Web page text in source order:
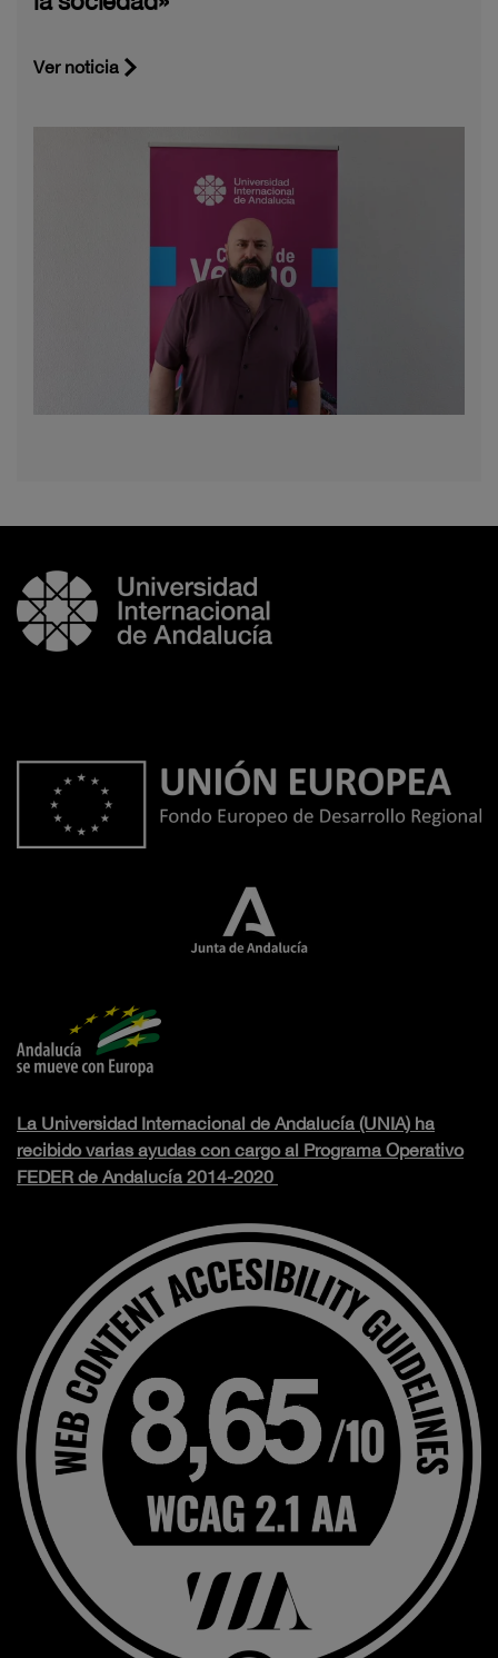
Ver noticia
La Universidad Internacional de Andalucía (UNIA) ha
recibido varias ayudas con cargo al Programa Operativo
FEDER de Andalucía 2014-2020